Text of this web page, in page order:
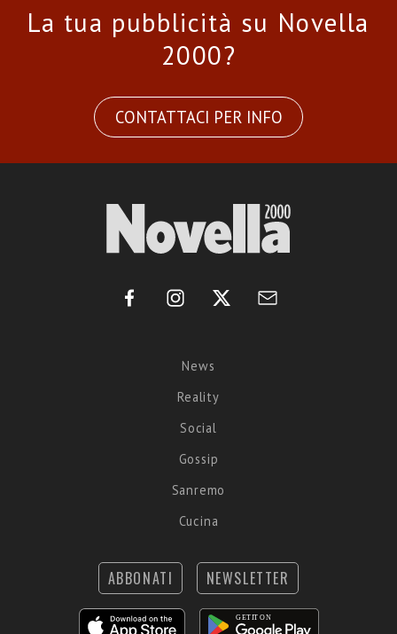
La tua pubblicità su Novella
2000?
CONTATTACI PER INFO
News
Reality
Social
Gossip
Sanremo
Cucina
ABBONATI NEWSLETTER